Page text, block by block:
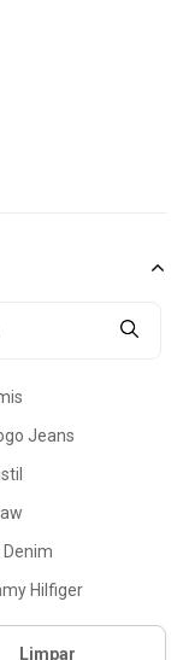
Jeans
Denim
Hilfiger